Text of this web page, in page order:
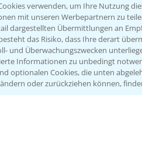
verwenden, um Ihre Nutzung
mit unseren Werbepartnern zu
dargestellten Übermittlungen an
das Risiko, dass Ihre derart
und Überwachungszwecken
Informationen zu unbedingt
optionalen Cookies, die unten
oder zurückziehen können,